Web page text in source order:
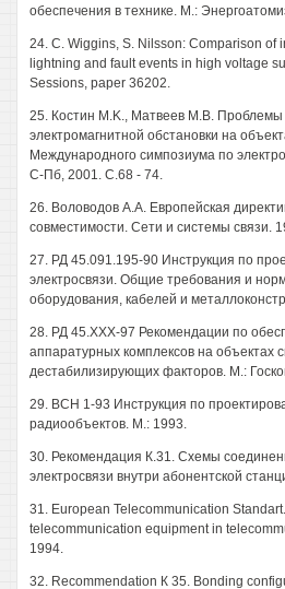
обеспечения в технике. М.:
24. С. Wiggins, S. Nilsson: Comparison of
lightning and fault events in high voltage
Sessions, paper 36202.
25. Костин M.K., Матвеев M.B.
электромагнитной обстановки на
Международного симпозиума по
С-Пб, 2001. С.68 - 74.
26. Воловодов А.А. Европейская
совместимости. Сети и системы
27. РД 45.091.195-90 Инструкция по
электросвязи. Общие требования и
оборудования, кабелей и
28. РД 45.ХХХ-97 Рекомендации по
аппаратурных комплексов на объектах
дестабилизирующих факторов. М.:
29. ВСН 1-93 Инструкция по
радиообъектов. М.: 1993.
30. Рекомендация К.31. Схемы
электросвязи внутри абонентской
31. European Telecommunication
telecommunication equipment in
1994.
32. Recommendation К 35. Bonding